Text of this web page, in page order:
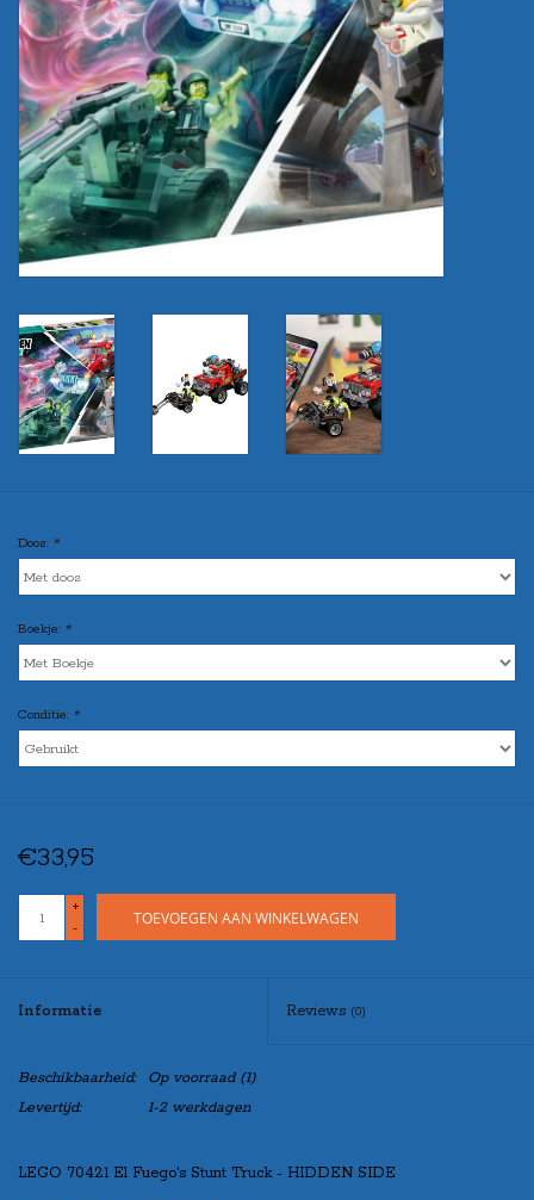
Doos: *
Boekje: *
Conditie: *
€33,95
+
-
TOEVOEGEN AAN WINKELWAGEN
Informatie Reviews (0)
Beschikbaarheid: Op voorraad(1)
Levertijd:
1-2 werkdagen
LEGO 70421 El Fuego's Stunt Truck - HIDDEN SIDE